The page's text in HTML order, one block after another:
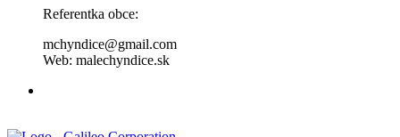
Referentka obce:
mchyndice@gmail.com
Web: malechyndice.sk